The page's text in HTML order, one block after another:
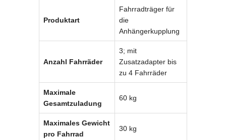
Produktart
Fahrradträger für
die
Anhängerkupplung
Anzahl Fahrräder
3; mit
Zusatzadapter bis
zu 4 Fahrräder
Maximale
Gesamtzuladung
60 kg
Maximales Gewicht
pro Fahrrad
30 kg